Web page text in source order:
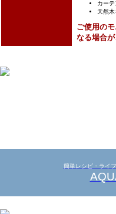
カー
天然木
ご使用の
なる場合が
簡単レシピ・ライ